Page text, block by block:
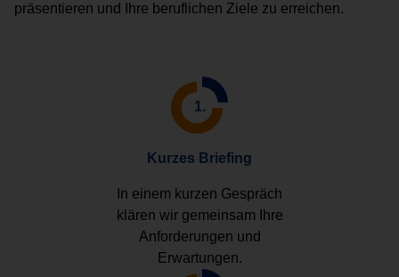
präsentieren und Ihre beruflichen Ziele zu erreichen.
1.
Kurzes Briefing
In einem kurzen Gespräch
klären wir gemeinsam Ihre
Anforderungen und
Erwartungen.